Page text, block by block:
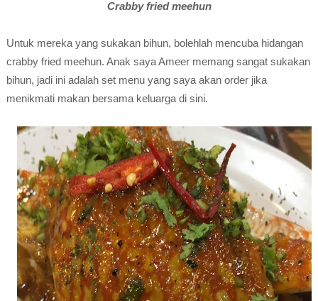
Crabby fried meehun
Untuk mereka yang sukakan bihun, bolehlah mencuba hidangan
crabby fried meehun. Anak saya Ameer memang sangat sukakan
bihun, jadi ini adalah set menu yang saya akan order jika
menikmati makan bersama keluarga di sini.